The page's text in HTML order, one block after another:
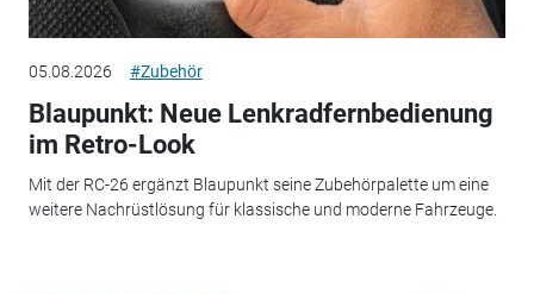
05.08.2026 #Zubehör
Blaupunkt: Neue Lenkradfernbedienung
im Retro-Look
Mit der RC-26 ergänzt Blaupunkt seine Zubehörpalette um eine
weitere Nachrüstlösung für klassische und moderne Fahrzeuge.